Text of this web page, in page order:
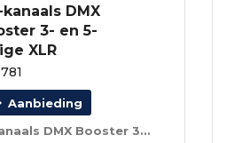
kanaals DMX
3- en 5-
XLR
Aanbieding
4-kanaals DMX Booster 3- en 5-polige XLR